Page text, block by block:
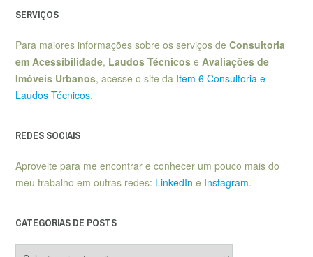
SERVIÇOS
Para maiores informações sobre os serviços de Consultoria
em Acessibilidade, Laudos Técnicos e Avaliações de
Imóveis Urbanos, acesse o site da Item 6 Consultoria e
Laudos Técnicos.
REDES SOCIAIS
Aproveite para me encontrar e conhecer um pouco mais do
meu trabalho em outras redes: LinkedIn e Instagram.
CATEGORIAS DE POSTS